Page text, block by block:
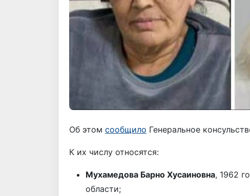
Об этом сообщило Генеральное
К их числу относятся:
Мухамедова Барно Хусаиновна, 1962
области;